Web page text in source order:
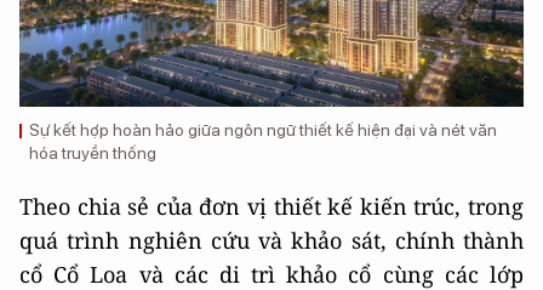
Sự kết hợp hoàn hảo giữa ngôn ngữ thiết kế hiện đại và nét văn
hóa truyền thống
Theo chia sẻ của đơn vị thiết kế kiến trúc, trong
quá trình nghiên cứu và khảo sát, chính thành
cổ Cổ Loa và các di trì khảo cổ cùng các lớp